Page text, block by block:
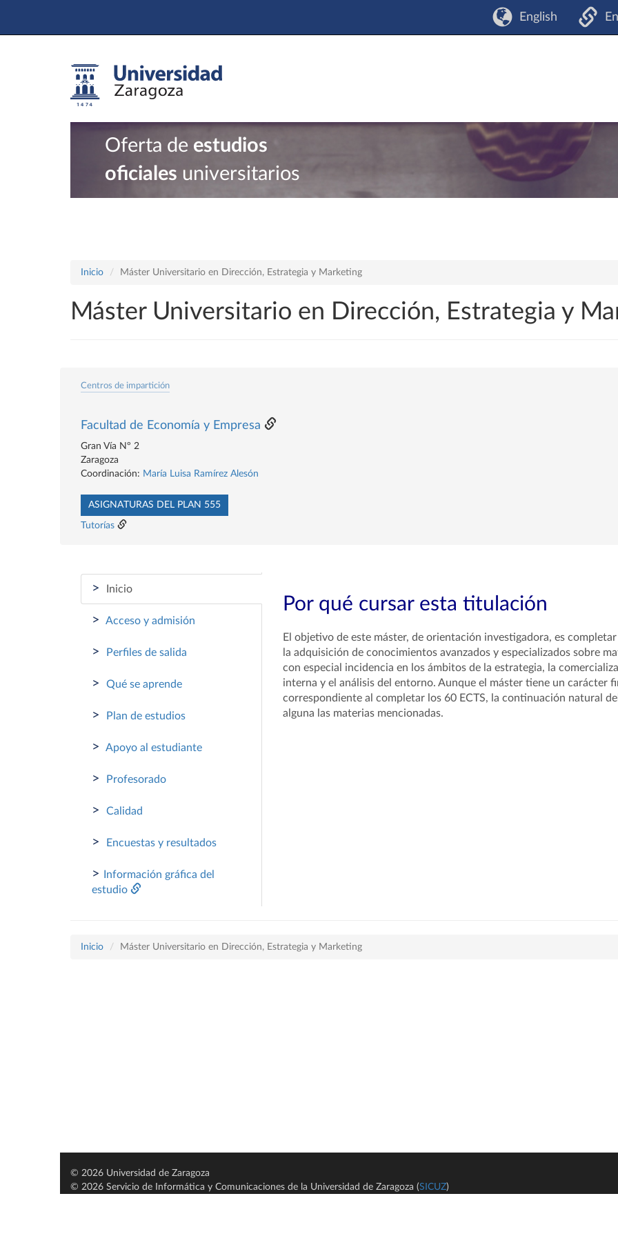
English
Oferta de estudios
oficiales universitarios
Inicio Máster Universitario en Dirección, Estrategia y Marketing
Máster Universitario en Dirección, Estrategia y
Centros de impartición
Facultad de Economía y Empresa
Gran Vía Nº 2
Zaragoza
Coordinación: María Luisa Ramírez Alesón
ASIGNATURAS DEL PLAN 555
Tutorías
> Inicio
> Acceso y admisión
> Perfiles de salida
> Qué se aprende
> Plan de estudios
> Apoyo al estudiante
> Profesorado
> Calidad
> Encuestas y resultados
>
Información gráfica del
estudio
Por qué cursar esta titulación
El objetivo de este máster, de orientación investigadora, es
la adquisición de conocimientos avanzados y especializados sobre
con especial incidencia en los ámbitos de la estrategia, la
interna y el análisis del entorno. Aunque el máster tiene un carácter
correspondiente al completar los 60 ECTS, la continuación natural
alguna las materias mencionadas.
Inicio Máster Universitario en Dirección, Estrategia y Marketing
© 2026 Universidad de Zaragoza
© 2026 Servicio de Informática y Comunicaciones de la Universidad de Zaragoza (SICUZ)